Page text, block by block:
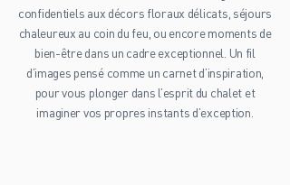
Chaque publication Instagram est une fenêtre
ouverte sur notre univers : mariages
confidentiels aux décors floraux délicats, séjours
chaleureux au coin du feu, ou encore moments de
bien-être dans un cadre exceptionnel. Un fil
d’images pensé comme un carnet d’inspiration,